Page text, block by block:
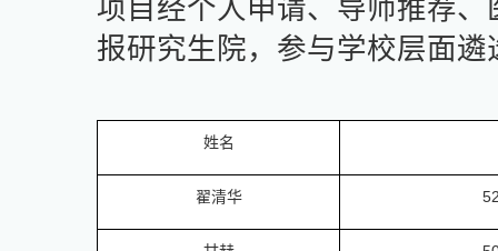
项目经个人申请、导师推荐
报研究生院，参与学校层面遴
姓名
翟清华